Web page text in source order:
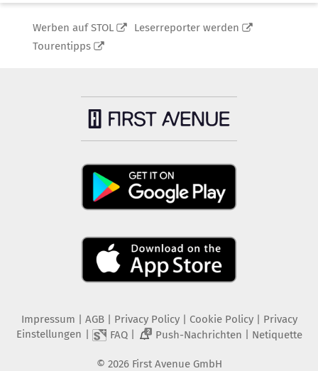
Werben auf STOL
Leserreporter werden
Tourentipps
Impressum AGB Privacy Policy| Cookie Policy| Privacy
Einstellungen
FAQ| 2 Push-Nachrichten Netiquette
© 2026 First Avenue GmbH